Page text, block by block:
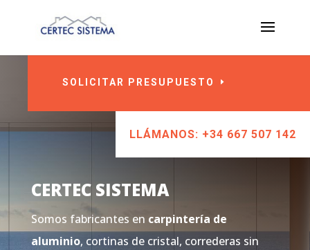
SOLICITAR PRESUPUESTO
LLÁMANOS: +34 667 507 142
CERTEC SISTEMA
Somos fabricantes en carpintería de
aluminio, cortinas de cristal, correderas sin